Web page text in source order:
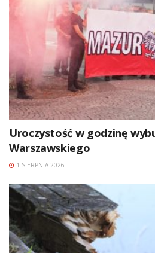
Uroczystość w godzinę
Warszawskiego
1 SIERPNIA 2026